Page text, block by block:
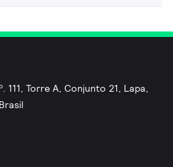
111, Torre A, Conjunto 21, Lapa,